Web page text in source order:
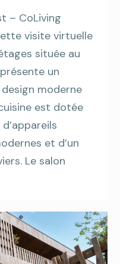
– CoLiving
visite virtuelle
située au
un
moderne
est dotée
et d’un
Le salon